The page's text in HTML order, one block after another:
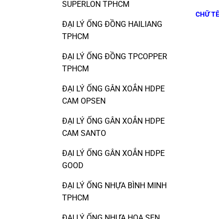
SUPERLON TPHCM
ĐẠI LÝ ỐNG ĐỒNG HAILIANG
TPHCM
ĐẠI LÝ ỐNG ĐỒNG TPCOPPER
TPHCM
ĐẠI LÝ ỐNG GÂN XOẮN HDPE
CAM OPSEN
ĐẠI LÝ ỐNG GÂN XOẮN HDPE
CAM SANTO
ĐẠI LÝ ỐNG GÂN XOẮN HDPE
GOOD
ĐẠI LÝ ỐNG NHỰA BÌNH MINH
TPHCM
CHỮ